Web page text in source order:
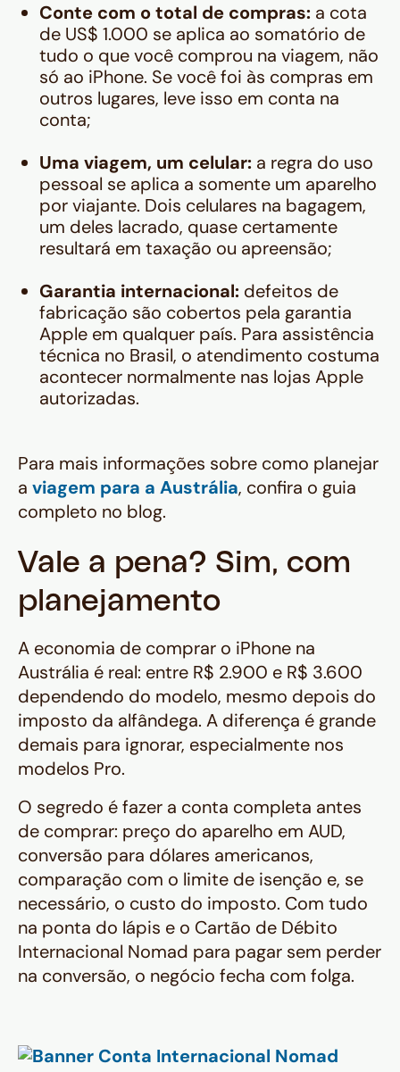
Conte com o total de compras: a cota
de US$ 1.000 se aplica ao somatório de
tudo o que você comprou na viagem, não
só ao iPhone. Se você foi às compras em
outros lugares, leve isso em conta na
conta;
Uma viagem, um celular: a regra do uso
pessoal se aplica a somente um aparelho
por viajante. Dois celulares na bagagem,
um deles lacrado, quase certamente
resultará em taxação ou apreensão;
Garantia internacional: defeitos de
fabricação são cobertos pela garantia
Apple em qualquer país. Para assistência
técnica no Brasil, o atendimento costuma
acontecer normalmente nas lojas Apple
autorizadas.
Para mais informações sobre como planejar
a viagem para a Austrália, confira o guia
completo no blog.
Vale a pena? Sim, com
planejamento
A economia de comprar o iPhone na
Austrália é real: entre R$ 2.900 e R$ 3.600
dependendo do modelo, mesmo depois do
imposto da alfândega. A diferença é grande
demais para ignorar, especialmente nos
modelos Pro.
O segredo é fazer a conta completa antes
de comprar: preço do aparelho em AUD,
conversão para dólares americanos,
comparação com o limite de isenção e, se
necessário, o custo do imposto. Com tudo
na ponta do lápis e o Cartão de Débito
Internacional Nomad para pagar sem perder
na conversão, o negócio fecha com folga.